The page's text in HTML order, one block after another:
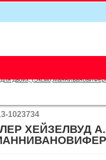
двоих,
1023734
ХЕЙЗЕЛВУД